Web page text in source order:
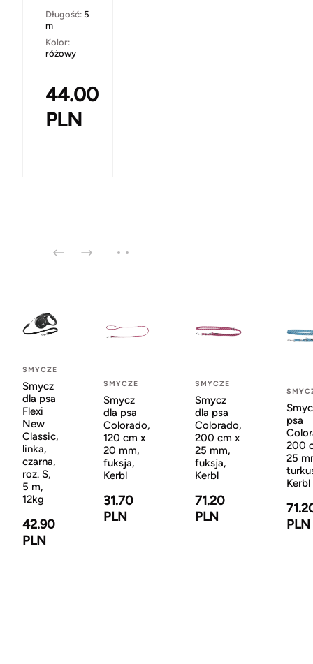
Długość: 5
m
Kolor:
różowy
44.00
PLN
SMYCZE
Smycz
dla psa
Flexi
New
Classic,
linka,
czarna,
roz. S,
5 m,
12kg
42.90
PLN
SMYCZE
Smycz
dla psa
Colorado,
120 cm x
20 mm,
fuksja,
Kerbl
31.70
PLN
SMYCZE
Smycz
dla psa
Colorado,
200 cm x
25 mm,
fuksja,
Kerbl
71.20
PLN
psa
200
25
Kerbl
PLN